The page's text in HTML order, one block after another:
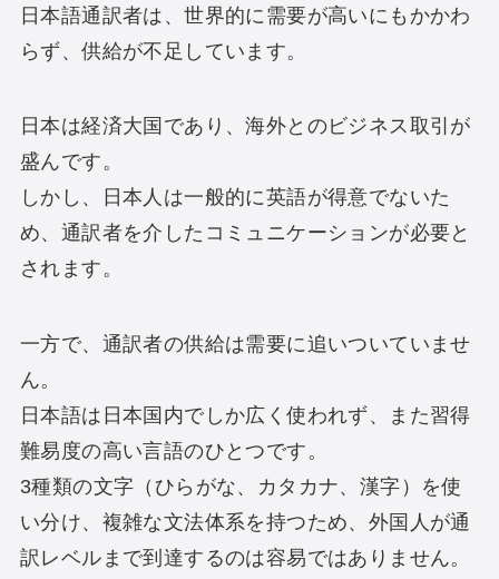
日本語通訳者は、世界的に需要が高いにもかかわ
らず、供給が不足しています。
日本は経済大国であり、海外とのビジネス取引が
盛んです。
しかし、日本人は一般的に英語が得意でないた
め、通訳者を介したコミュニケーションが必要と
されます。
一方で、通訳者の供給は需要に追いついていませ
ん。
日本語は日本国内でしか広く使われず、また習得
難易度の高い言語のひとつです。
3種類の文字（ひらがな、カタカナ、漢字）を使
い分け、複雑な文法体系を持つため、外国人が通
訳レベルまで到達するのは容易ではありません。